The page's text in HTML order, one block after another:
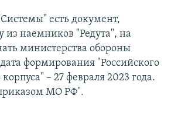
есть документ,
наемников "Редута", на
министерства обороны
формирования "Российского
– 27 февраля 2023 года.
МО РФ".